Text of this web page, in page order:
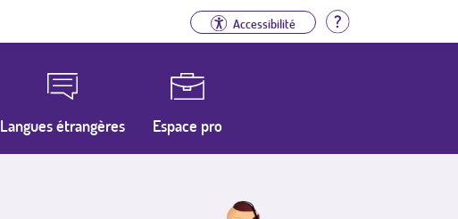
Accessibilité Aide
Langues étrangères Espace pro